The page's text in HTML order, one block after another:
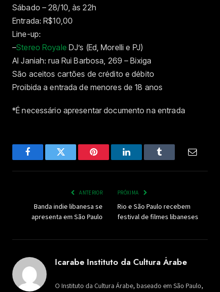
Sábado – 28/10, às 22h
Entrada: R$10,00
Line-up:
–Stereo Royale DJ’s (Ed, Morelli e PJ)
Al Janiah: rua Rui Barbosa, 269 – Bixiga
São aceitos cartões de crédito e débito
Proibida a entrada de menores de 18 anos
*É necessário apresentar documento na entrada
FacebookTwitter Pinterest LinkedInTumblr Email
ANTERIOR
Banda indie libanesa se
apresenta em São Paulo
PRÓXIMA
Rio e São Paulo recebem
festival de filmes libaneses
Icarabe Instituto da Cultura Árabe
O Instituto da Cultura Árabe, baseado em São Paulo,